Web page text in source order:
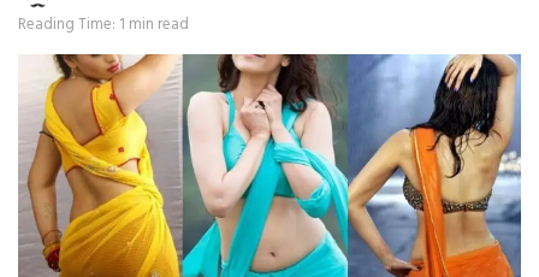
Reading Time: 1 min read